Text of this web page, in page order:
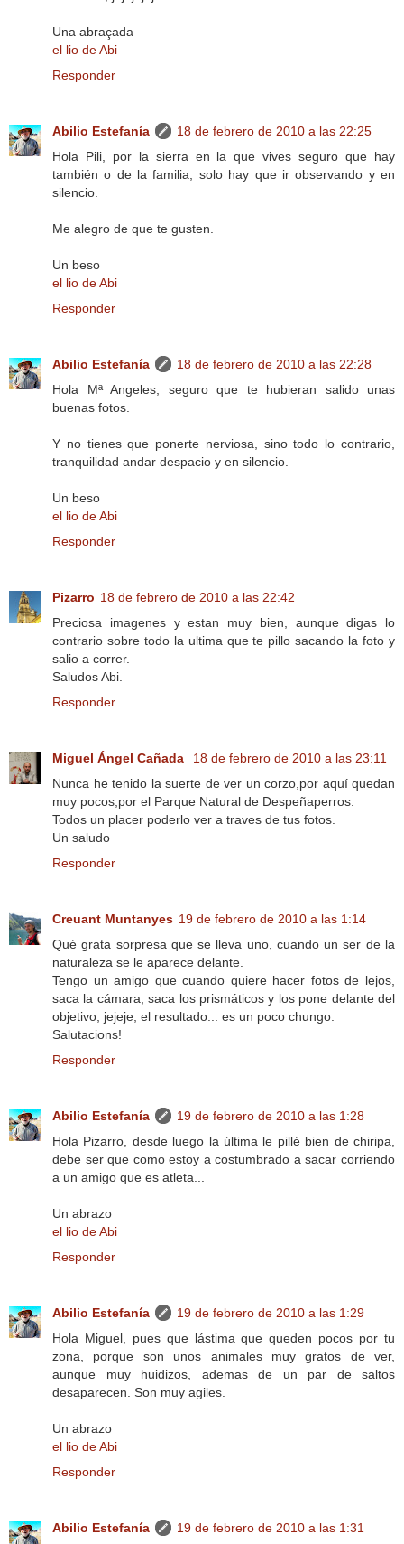
Una abraçada
el lio de Abi
Responder
Abilio Estefanía
18 de febrero de 2010 a las 22:25
Hola Pili, por la sierra en la que vives seguro que hay
también o de la familia, solo hay que ir observando y en
silencio.
Me alegro de que te gusten.
Un beso
el lio de Abi
Responder
Abilio Estefanía
18 de febrero de 2010 a las 22:28
Hola Mª Angeles, seguro que te hubieran salido unas
buenas fotos.
Y no tienes que ponerte nerviosa, sino todo lo contrario,
tranquilidad andar despacio y en silencio.
Un beso
el lio de Abi
Responder
Pizarro 18 de febrero de 2010 a las 22:42
Preciosa imagenes y estan muy bien, aunque digas lo
contrario sobre todo la ultima que te pillo sacando la foto y
salio a correr.
Saludos Abi.
Responder
Miguel Ángel Cañada
18 de febrero de 2010 a las 23:11
Nunca he tenido la suerte de ver un corzo,por aquí quedan
muy pocos,por el Parque Natural de Despeñaperros.
Todos un placer poderlo ver a traves de tus fotos.
Un saludo
Responder
Creuant Muntanyes 19 de febrero de 2010 a las 1:14
Qué grata sorpresa que se lleva uno, cuando un ser de la
naturaleza se le aparece delante.
Tengo un amigo que cuando quiere hacer fotos de lejos,
saca la cámara, saca los prismáticos y los pone delante del
objetivo, jejeje, el resultado... es un poco chungo.
Salutacions!
Responder
Abilio Estefanía
19 de febrero de 2010 a las 1:28
Hola Pizarro, desde luego la última le pillé bien de chiripa,
debe ser que como estoy a costumbrado a sacar corriendo
a un amigo que es atleta...
Un abrazo
el lio de Abi
Responder
Abilio Estefanía
19 de febrero de 2010 a las 1:29
Hola Miguel, pues que lástima que queden pocos por tu
zona, porque son unos animales muy gratos de ver,
aunque muy huidizos, ademas de un par de saltos
desaparecen. Son muy agiles.
Un abrazo
el lio de Abi
Responder
Abilio Estefanía
19 de febrero de 2010 a las 1:31